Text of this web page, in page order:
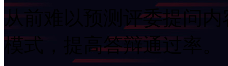
从前难以预测评委提问内
模式，提高答辩通过率。